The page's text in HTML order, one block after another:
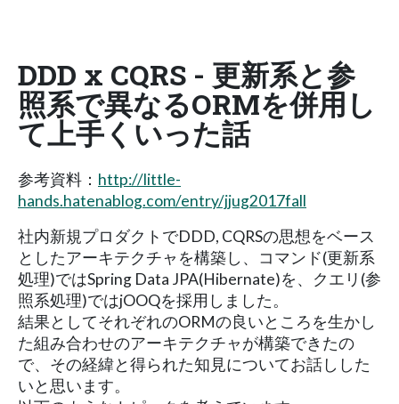
DDD x CQRS - 更新系と参
照系で異なるORMを併用し
て上手くいった話
参考資料： http://little-
hands.hatenablog.com/entry/jjug2017fall
社内新規プロダクトでDDD, CQRSの思想をベース
としたアーキテクチャを構築し、コマンド(更新系
処理)ではSpring Data JPA(Hibernate)を、クエリ(参
照系処理)ではjOOQを採用しました。
結果としてそれぞれのORMの良いところを生かし
た組み合わせのアーキテクチャが構築できたの
で、その経緯と得られた知見についてお話しした
いと思います。